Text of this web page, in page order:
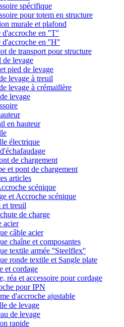
spécifique
pour totem en structure
murale et plafond
d'accroche en ''T''
d'accroche en ''H''
de transport pour structure
de levage
pied de levage
levage à treuil
levage à crémaillère
levage
en hauteur
électrique
de chargement
et pont de chargement
articles
scénique
et Accroche scénique
et treuil
de charge
acier
câble acier
chaîne et composantes
textile armée ''Steelflex''
ronde textile et Sangle plate
et cordage
réa et accessoire pour cordage
pour IPN
d'accroche ajustable
de levage
de levage
rapide